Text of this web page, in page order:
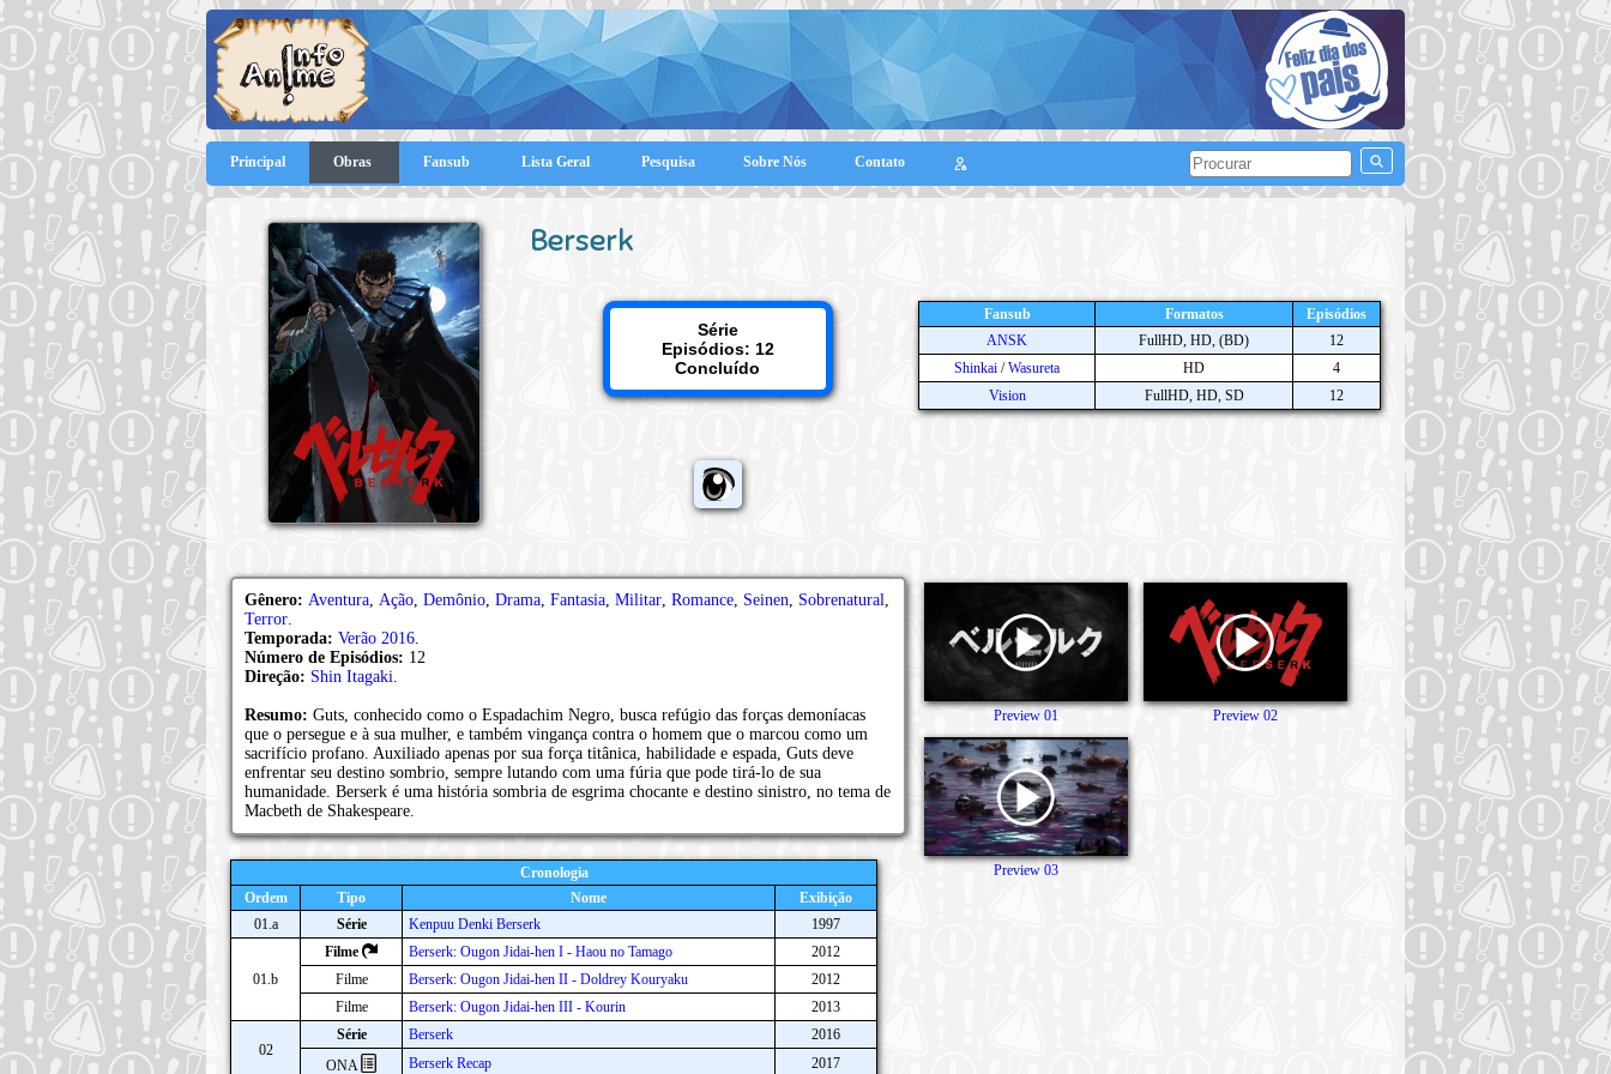
Principal Obras Fansub Lista Geral Pesquisa Sobre Nós Contato
Berserk
Série
Episódios: 12
Concluído
Fansub Formatos
Episódios
ANSK
FullHD, HD, (BD)
12
Shinkai /Wasureta HD
4
Vision
FullHD, HD, SD 12
Gênero: Aventura, Ação, Demônio, Drama, Fantasia, Militar, Romance, Seinen, Sobrenatural,
Terror.
Temporada: Verão 2016.
Número de Episódios: 12
Direção: Shin Itagaki.
Resumo: Guts, conhecido como o Espadachim Negro, busca refúgio das forças demoníacas
que o persegue e à sua mulher, e também vingança contra o homem que o marcou como um
sacrifício profano. Auxiliado apenas por sua força titânica, habilidade e espada, Guts deve
enfrentar seu destino sombrio, sempre lutando com uma fúria que pode tirá-lo de sua
humanidade. Berserk é uma história sombria de esgrima chocante e destino sinistro, no tema de
Macbeth de Shakespeare.
Cronologia
Ordem
Tipo Nome
Exibição
01.a
Série Kenpuu Denki Berserk 1997
01.b
Filme Berserk: Ougon Jidai-hen I - Haou no Tamago
2012
Filme
Berserk: Ougon Jidai-hen II - Doldrey Kouryaku
2012
Filme
Berserk: Ougon Jidai-hen III - Kourin 2013
02
Série Berserk
2016
ONA
Berserk Recap 2017
Preview 01 Preview 02
Preview 03